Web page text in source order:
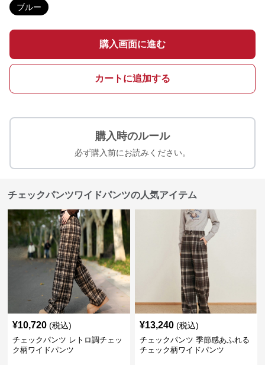
ブルー
購入画面に進む
カートに追加する
購入時のルール
必ず購入前にお読みください。
チェックパンツワイドパンツの人気アイテム
¥10,720 (税込)
チェックパンツ レトロ調チェッ
ク柄ワイドパンツ
¥13,240 (税込)
チェックパンツ 季節感あふれる
チェック柄ワイドパンツ